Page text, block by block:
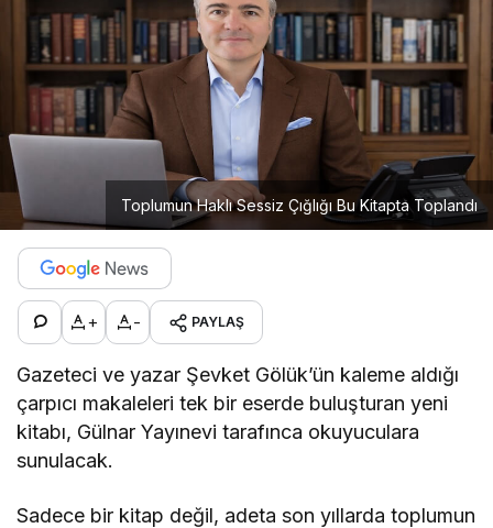
Toplumun Haklı Sessiz Çığlığı Bu Kitapta Toplandı
+ - PAYLAŞ
Gazeteci ve yazar Şevket Gölük’ün kaleme aldığı
çarpıcı makaleleri tek bir eserde buluşturan yeni
kitabı, Gülnar Yayınevi tarafınca okuyuculara
sunulacak.
Sadece bir kitap değil, adeta son yıllarda toplumun